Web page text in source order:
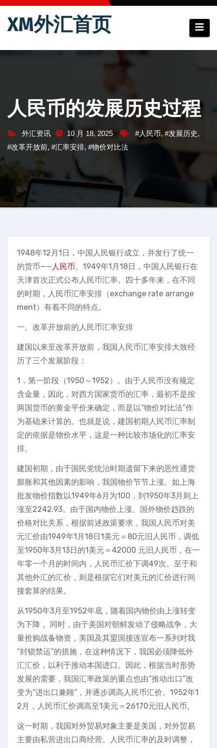
跳
XM外汇首页
人民币的发展历史过程
外汇资讯 10 月 18, 2025 #人民币, #发展历史,
#改革开放前, #汇率安排, #物价对比法
1948年12月1日，中国人民银行成立，并发行了统一
的货币——人民币。1949年1月18日，中国人民银行在
天津首次正式公布人民币汇率。四十多年来，在不同
的时期，人民币汇率安排（exchange rate arrange
ment）有着不同的特点。
一、改革开放前的人民币汇率安排
建国以来至改革开放前，我国人民币汇率安排大致经
历了三个发展阶段：
1．第一阶段（1950～1952）。由于人民币没有规定
含金量，因此，对西方国家货币的汇率，最初不是按
两国货币的黄金平价来确定，而是以“物价对比法”作
为基础来计算的。也就是说，建国初期人民币汇率制
定的依据是物价水平，这是一种比较市场化的汇率安
排。
建国初期，由于国民党统治时期遗留下来的恶性通货
膨胀和其他因素的影响，我国物价节节上涨。如上海
批发物价指数以1949年6月为100，到1950年3月则上
涨至2242.93。由于国内物价上涨、国外物价趋跌的
价格对比关系，根据前述政策要求，我国人民币对美
元汇价由1949年1月18日1美元＝80元旧人民币，调低
至1950年3月13日的1美元＝42000 元旧人民币，在一
年零一个月的时间内，人民币汇价下调49次。至于和
其他外汇的汇价，则是根据它们对美元的汇价进行间
接套算的结果。
从1950年3月至1952年底，随着国内物价由上涨转变
为下降， 同时，由于美国对朝鲜发动了侵略战争，大
量抢购战备物资，美国及其盟国接连宣布一系列对我
“封锁禁运”的措施，在这种情况下，我国必须降低外
汇汇价，以利于推动本国进口。因此，根据当时形势
发展的需要，我国汇率政策的重点也由“推动出口”改
变为“进出口兼顾”，并逐步调高人民币汇价。1952年1
2月，人民币汇价调高至1美元＝26170元旧人民币。
这一时期，我国对外贸易对象主要是美国，对外贸易
主要由私营进出口商经营。人民币汇率的及时调整，